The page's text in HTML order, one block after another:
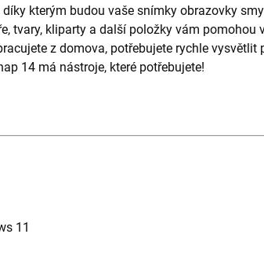
kterým budou vaše snímky obrazovky
tvary, kliparty a další položky vám pomohou
z domova, potřebujete rychle vysvětlit
14 má nástroje, které potřebujete!
11